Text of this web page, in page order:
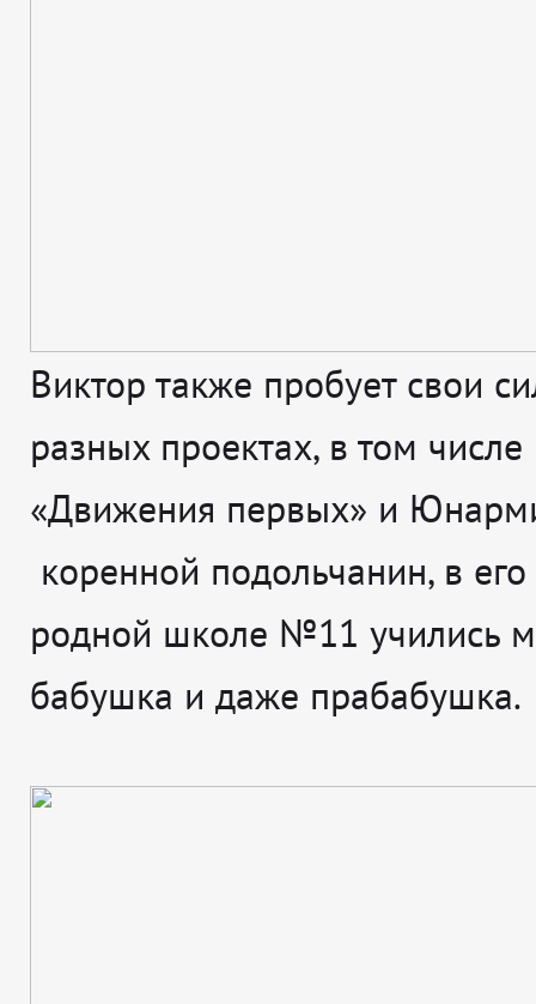
Виктор также пробует свои
разных проектах, в том числе
«Движения первых» и
коренной подольчанин, в его
родной школе №11 учились
бабушка и даже прабабушка.